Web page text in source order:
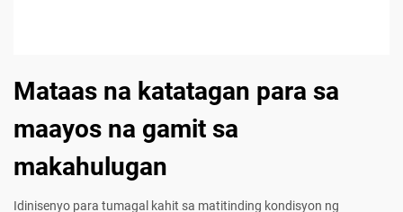
Mataas na katatagan para sa
maayos na gamit sa
makahulugan
Idinisenyo para tumagal kahit sa matitinding kondisyon ng